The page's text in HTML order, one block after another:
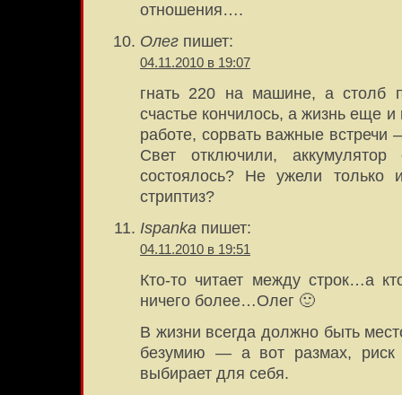
отношения….
Олег пишет:
04.11.2010 в 19:07
гнать 220 на машине, а столб
счастье кончилось, а жизнь еще
работе, сорвать важные встречи
Свет отключили,
состоялось? Не ужели только
стриптиз?
Ispanka пишет:
04.11.2010 в 19:51
Кто-то читает между строк…а
ничего более…Олег 🙂
В жизни всегда должно быть
безумию — а вот размах,
выбирает для себя.